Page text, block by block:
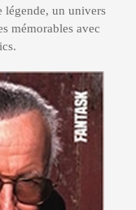
légende, un univers
mémorables avec